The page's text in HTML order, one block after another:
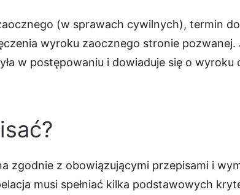
(w sprawach cywilnych), termin
wyroku zaocznego stronie
w postępowaniu i dowiaduje się o wyroku
zgodnie z obowiązującymi przepisami i
musi spełniać kilka podstawowych